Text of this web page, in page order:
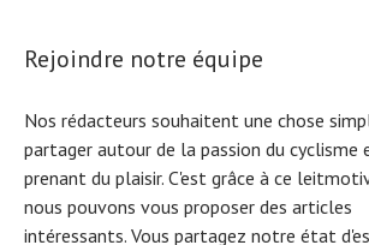
Rejoindre notre équipe
Nos rédacteurs souhaitent une chose
partager autour de la passion du cyclisme
prenant du plaisir. C'est grâce à ce
nous pouvons vous proposer des articles
intéressants. Vous partagez notre état